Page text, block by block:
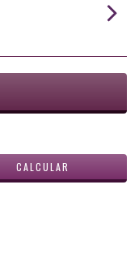
CALCULAR